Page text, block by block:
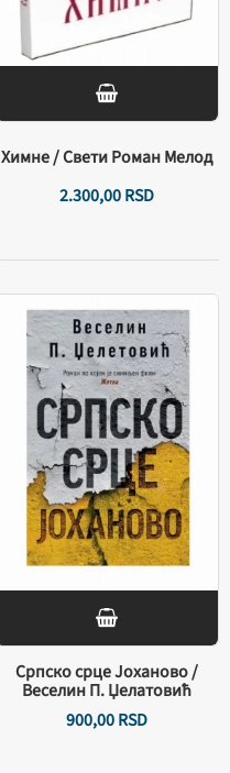
Химне / Свети Роман Мелод
2.300,00RSD
Српско срце Јоханово /
Веселин П. Џелатовић
900,00RSD